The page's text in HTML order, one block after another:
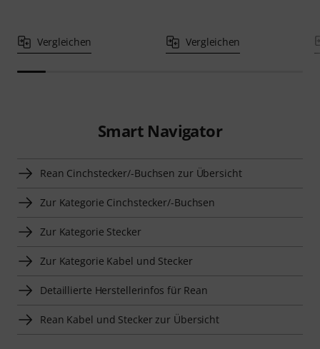
Vergleichen Vergleichen
Smart Navigator
Rean Cinchstecker/-Buchsen zur Übersicht
Zur Kategorie Cinchstecker/-Buchsen
Zur Kategorie Stecker
Zur Kategorie Kabel und Stecker
Detaillierte Herstellerinfos für Rean
Rean Kabel und Stecker zur Übersicht